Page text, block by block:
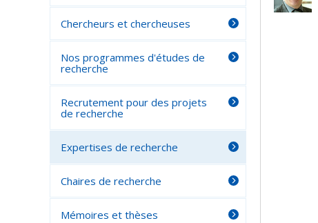
Chercheurs et chercheuses
Nos programmes d'études de
recherche
Recrutement pour des projets
de recherche
Expertises de recherche
Chaires de recherche
Mémoires et thèses